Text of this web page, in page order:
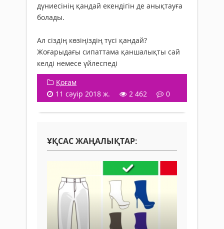
дүниесінің қандай екендігін де анықтауға
болады.
Ал сіздің көзіңіздің түсі қандай?
Жоғарыдағы сипаттама қаншалықты сай
келді немесе үйлеспеді
Қоғам
11 сәуір 2018 ж.
2 462 0
ҰҚСАС ЖАҢАЛЫҚТАР: